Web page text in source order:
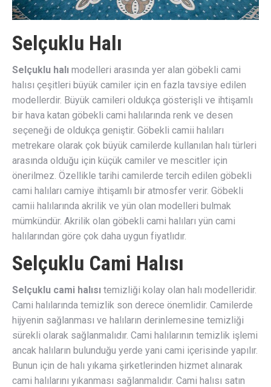
Selçuklu Halı
Selçuklu halı modelleri arasında yer alan göbekli cami
halısı çeşitleri büyük camiler için en fazla tavsiye edilen
modellerdir. Büyük camileri oldukça gösterişli ve ihtişamlı
bir hava katan göbekli cami halılarında renk ve desen
seçeneği de oldukça geniştir. Göbekli camii halıları
metrekare olarak çok büyük camilerde kullanılan halı türleri
arasında olduğu için küçük camiler ve mescitler için
önerilmez. Özellikle tarihi camilerde tercih edilen göbekli
cami halıları camiye ihtişamlı bir atmosfer verir. Göbekli
camii halılarında akrilik ve yün olan modelleri bulmak
mümkündür. Akrilik olan göbekli cami halıları yün cami
halılarından göre çok daha uygun fiyatlıdır.
Selçuklu Cami Halısı
Selçuklu cami halısı temizliği kolay olan halı modelleridir.
Cami halılarında temizlik son derece önemlidir. Camilerde
hijyenin sağlanması ve halıların derinlemesine temizliği
sürekli olarak sağlanmalıdır. Cami halılarının temizlik işlemi
ancak halıların bulunduğu yerde yani cami içerisinde yapılır.
Bunun için de halı yıkama şirketlerinden hizmet alınarak
cami halılarını yıkanması sağlanmalıdır. Cami halısı satın